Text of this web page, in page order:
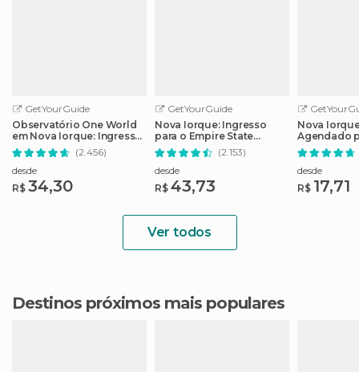
GetYourGuide
Observatório One World
em Nova Iorque: Ingresso
sem Fila
(2.456)
desde
R$ 34,30
GetYourGuide
Nova Iorque: Ingresso
para o Empire State
Building com Opções
(2.153)
desde
R$ 43,73
Nova
Agendado
Memorial
desde
R$ 17,71
Ver todos
Destinos próximos mais populares